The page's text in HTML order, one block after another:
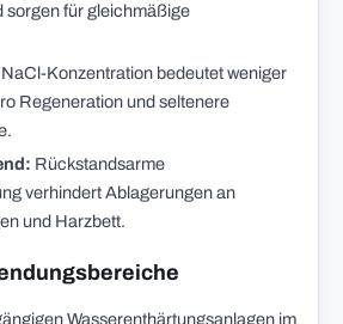
sorgen für gleichmäßige
Konzentration bedeutet weniger
Regeneration und seltenere
Rückstandsarme
verhindert Ablagerungen an
und Harzbett.
Wasserenthärtungsanlagen im